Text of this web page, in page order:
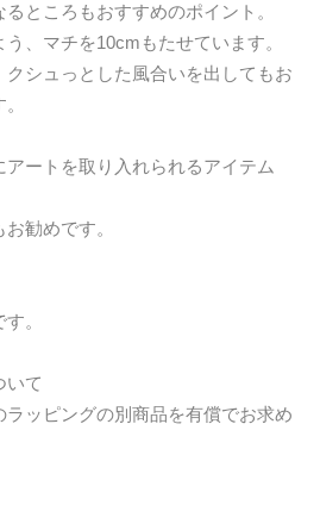
ところもおすすめのポイント。
、マチを10cmもたせています。
シュっとした風合いを出してもお
ートを取り入れられるアイテム
勧めです。
。
いて
ッピングの別商品を有償でお求め